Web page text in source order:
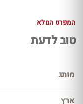
המפרט המלא
טוב לדעת
מותג
ארץ